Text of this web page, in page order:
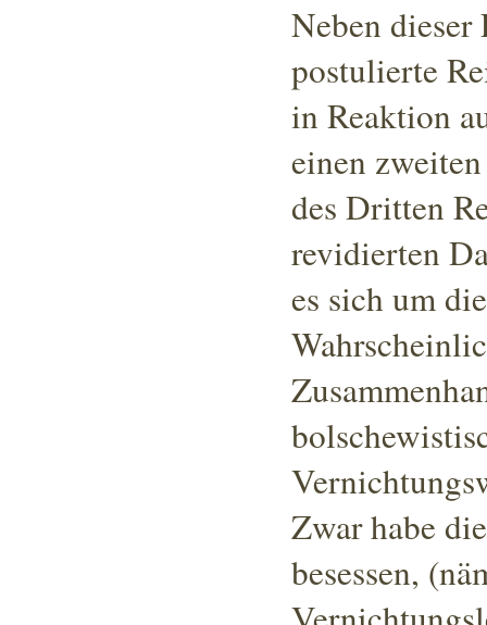
Neben
postulierte
in Reaktion
einen
des Dritten
revidierten
es sich um
Zwar habe
besessen,